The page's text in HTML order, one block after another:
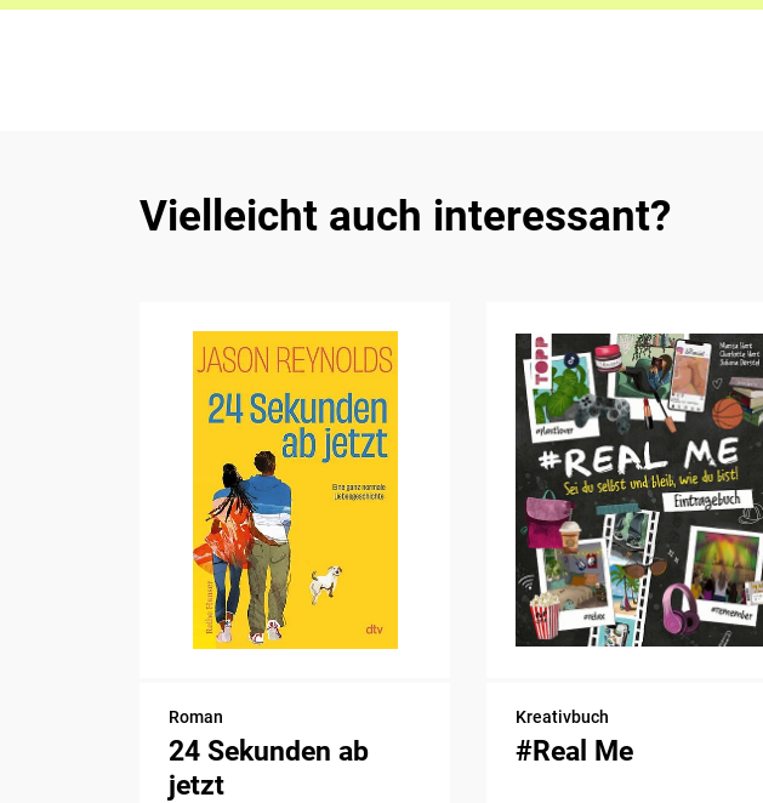
Vielleicht auch interessant?
Roman
24 Sekunden ab
jetzt
Kreativbuch
#Real Me